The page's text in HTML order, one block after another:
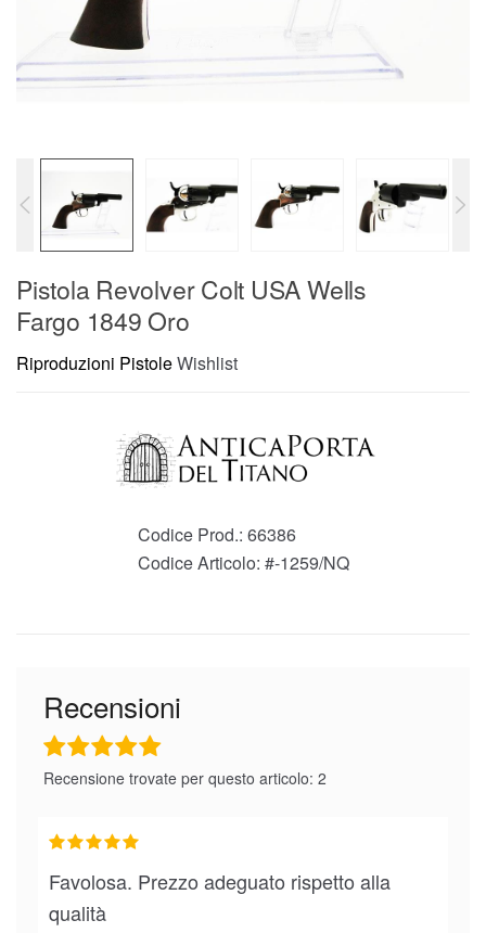
Pistola Revolver Colt USA Wells
Fargo 1849 Oro
Riproduzioni PistoleWishlist
Codice Prod.: 66386
Codice Articolo: #-1259/NQ
Recensioni
Recensione trovate per questo articolo: 2
Favolosa. Prezzo adeguato rispetto alla
qualità